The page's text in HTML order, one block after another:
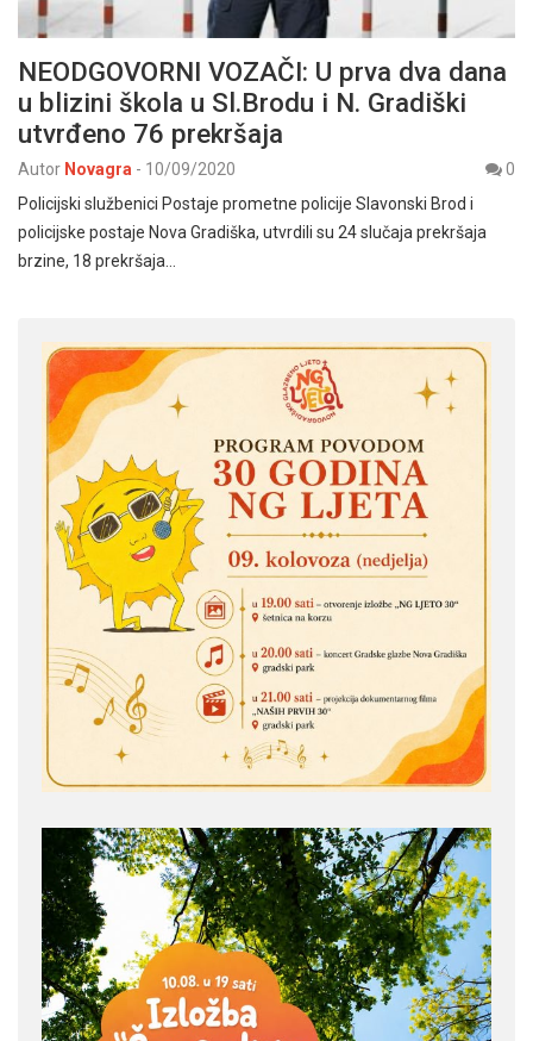
NEODGOVORNI VOZAČI: U prva dva dana
u blizini škola u Sl.Brodu i N. Gradiški
utvrđeno 76 prekršaja
Autor Novagra - 10/09/2020
0
Policijski službenici Postaje prometne policije Slavonski Brod i
policijske postaje Nova Gradiška, utvrdili su 24 slučaja prekršaja
brzine, 18 prekršaja…